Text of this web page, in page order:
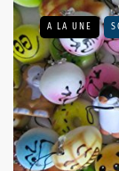
A LA UNE